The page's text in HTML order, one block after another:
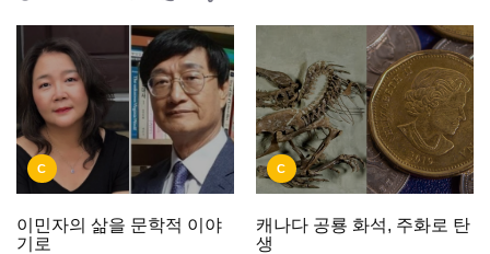
C
이민자의 삶을 문학적 이야
기로
C
캐나다 공룡 화석, 주화로 탄
생